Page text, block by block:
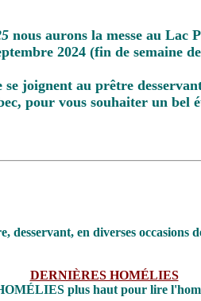
nous aurons la messe au Lac
2024 (fin de semaine
joignent au prêtre
pour vous souhaiter un bel
en diverses occasions
DERNIÈRES HOMÉLIES
plus haut pour lire